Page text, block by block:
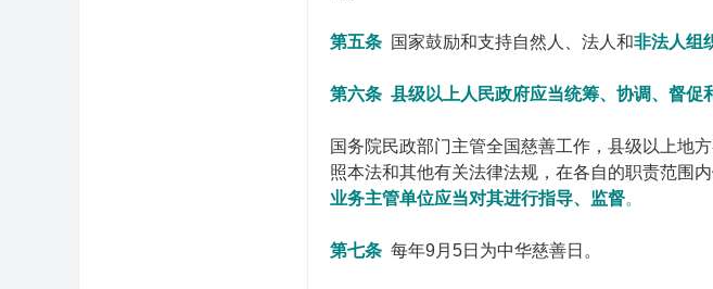
第五条 国家鼓励和支持自然人、法人和非法人组
第六条 县级以上人民政府应当统筹、协调、督促
国务院民政部门主管全国慈善工作，县级以上地
照本法和其他有关法律法规，在各自的职责范围
业务主管单位应当对其进行指导、监督。
第七条 每年9月5日为中华慈善日。